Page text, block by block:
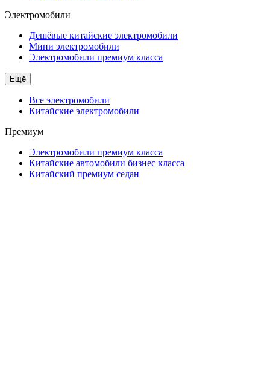
Электромобили
Дешёвые китайские электромобили
Мини электромобили
Электромобили премиум класса
Ещё
Все электромобили
Китайские электромобили
Премиум
Электромобили премиум класса
Китайские автомобили бизнес класса
Китайский премиум седан